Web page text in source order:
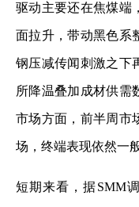
驱动主要还在焦煤端
面拉升，带动黑色系
钢压减传闻刺激之下
所降温叠加成材供需
市场方面，前半周市
场，终端表现依然一般
短期来看，据SMM